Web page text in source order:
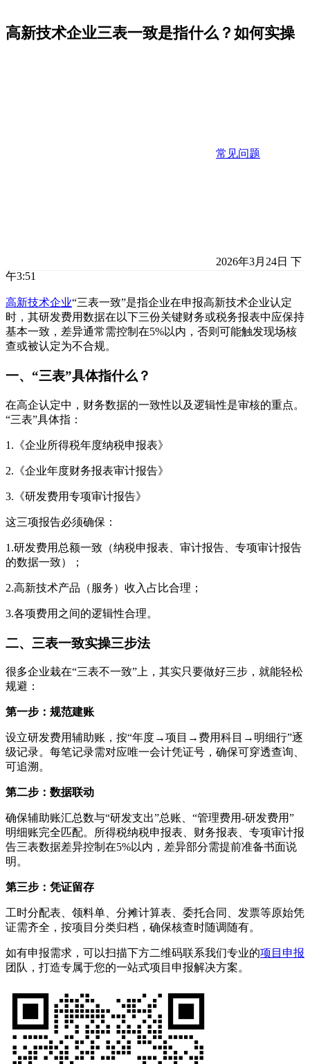
高新技术企业三表一致是指什么？如何实操
常见问题
2026年3月24日 下
午3:51
高新技术企业“三表一致”‌是指企业在申报高新技术企业认定
时，其研发费用数据在以下三份关键财务或税务报表中应保持
基本一致，差异通常需控制在‌5%以内‌，否则可能触发现场核
查或被认定为不合规‌。
一、‌“三表”具体指什么？‌
在高企认定中，财务数据的一致性以及逻辑性是审核的重点。
“三表”具体指：
1.《企业所得税年度纳税申报表》
2.《企业年度财务报表审计报告》
3.《研发费用专项审计报告》
这三项报告必须确保：
1.研发费用总额一致（纳税申报表、审计报告、专项审计报告
的数据一致）；
2.高新技术产品（服务）收入占比合理；
3.各项费用之间的逻辑性合理。
二、三表一致实操三步法
很多企业栽在“三表不一致”上，其实只要做好三步，就能轻松
规避：
第一步：规范建账
设立研发费用辅助账，按“年度→项目→费用科目→明细行”逐
级记录。每笔记录需对应唯一会计凭证号，确保可穿透查询、
可追溯。
第二步：数据联动
确保辅助账汇总数与“研发支出”总账、“管理费用-研发费用”
明细账完全匹配。所得税纳税申报表、财务报表、专项审计报
告三表数据差异控制在5%以内，差异部分需提前准备书面说
明。
第三步：凭证留存
工时分配表、领料单、分摊计算表、委托合同、发票等原始凭
证需齐全，按项目分类归档，确保核查时随调随有。
如有申报需求，可以扫描下方二维码联系我们专业的项目申报
团队，打造专属于您的一站式项目申报解决方案。